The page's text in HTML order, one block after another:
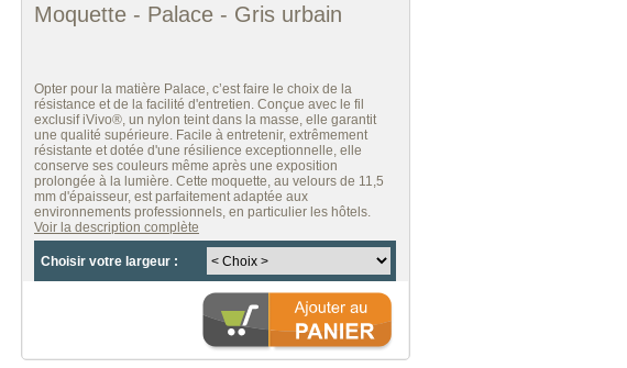
Moquette - Palace - Gris urbain
Opter pour la matière Palace, c’est faire le choix de la
résistance et de la facilité d'entretien. Conçue avec le fil
exclusif iVivo®, un nylon teint dans la masse, elle garantit
une qualité supérieure. Facile à entretenir, extrêmement
résistante et dotée d'une résilience exceptionnelle, elle
conserve ses couleurs même après une exposition
prolongée à la lumière. Cette moquette, au velours de 11,5
mm d'épaisseur, est parfaitement adaptée aux
environnements professionnels, en particulier les hôtels.
Voir la description complète
Choisir votre largeur :